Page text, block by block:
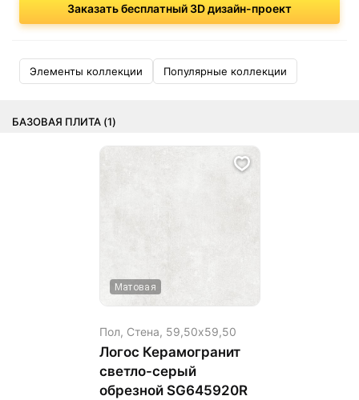
Заказать бесплатный 3D дизайн-проект
Элементы коллекции Популярные коллекции
БАЗОВАЯ ПЛИТА (1)
Матовая
Пол, Стена, 59,50х59,50
Логос Керамогранит
светло-серый
обрезной SG645920R